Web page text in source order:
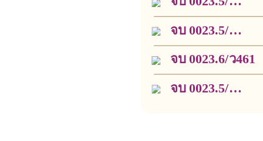
ว3772
จบ 0023.5/
ว3777
จบ 0023.6/ว461
จบ 0023.5/